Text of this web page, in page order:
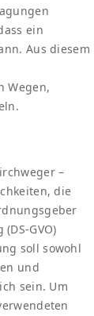
ein
Aus diesem
Wegen,
–
die
GVO)
soll sowohl
und
sein. Um